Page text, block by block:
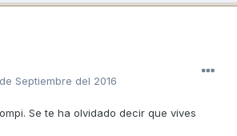
Septiembre del 2016
Se te ha olvidado decir que vives